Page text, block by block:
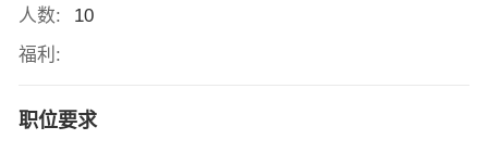
人数:
10
福利:
职位要求